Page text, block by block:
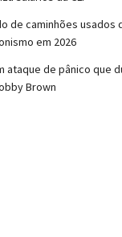
de caminhões usados
em 2026
ataque de pânico que
Brown